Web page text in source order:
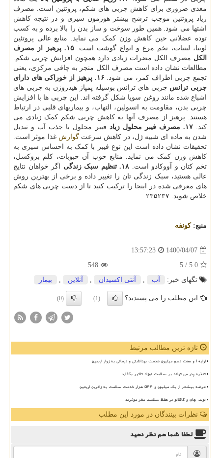
مغذی ضروری برای کاهش چربی های شکم، پروتئین است. مصرف
زیاد پروتئین موجب ترشح بیشتر هورمون سیری و در نتیجه کاهش
اشتها می شود. همین طور سوخت و ساز بدن را بالا برده و به کسب
توده عضلانی حین کاهش وزن کمک می نماید. منابع عالی پروتئین
لوبیا، لبنیات، تخم مرغ و انواع گوشت است.
۱۵. پرهیز از مصرف
الکل مصرف الکل مضرات زیادی دارد همچون افزایش چربی شکم.
مطالعات نشان داده است مصرف الکل منجر به چاقی مرکزی، یعنی
تجمع چربی اطراف کمر، می شود.
۱۶. پرهیز از خوراکی های دارای
چربی ترانس چربی های ترانس بوسیله پمپاژ هیدروژن به چربی های
اشباع شده مانند روغن سویا شکل گرفته اند. این چربی ها با افزایش
چربی بدن، مقاومت به انسولین، التهاب، و بیماریهای قلبی در ارتباط
هستند. پرهیز از مصرف آنها به کاهش چربی شکم کمک زیادی می
کند.۱۷. مصرف فیبر محلول زیاد
فیبر محلول با جذب آب و تبدیل
شدن به ماده ای شبیه ژل، در کاهش سرعتگوارش غذا موثر است.
تحقیقات نشان داده است این نوع فیبر با کمک به احساس سیری به
کاهش وزن کمک می نماید. منابع خوب آن حبوبات، کلم بروکسل،
تخم کتان و آووکادو است. ۱۸. تنظیم سبک زندگی
اگر خواهان نتایج
عالی هستید، سبک زندگی تان را تغییر داده و برخی از بهترین روش
های معرفی شده در اینجا را ترکیب کنید تا از دست چربی های شکم
خلاص شوید. ۲۳۵۲۳۷
منبع:كونفه
1400/04/07
13:57:23
5.0
/ 5
548
تگهای خبر:
آب , آنتی اكسیدان , آنلاین , بیمار
این مطلب را می پسندید؟ (1)
(0)
تازه ترین مطالب مرتبط
ارایه ۱ و هفت دهم میلیون خدمت بهداشتی و درمانی به زوار اربعین
تغذیه پدر می تواند بر سلامت نوزاد تاثیر بگذارد
عرضه بیشتر از یک میلیون و ۵۴۴ هزار خدمت سلامت به زائرین اربعین
توت، چای و کاکائو در حفظ سلامت مغز موثرند
نظرات بینندگان در مورد این مطلب
لطفا شما همنظر دهید